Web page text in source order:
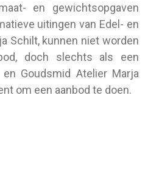
en gewichtsopgaven
uitingen van Edel- en
Schilt, kunnen niet worden
doch slechts als een
Goudsmid Atelier Marja
om een aanbod te doen.